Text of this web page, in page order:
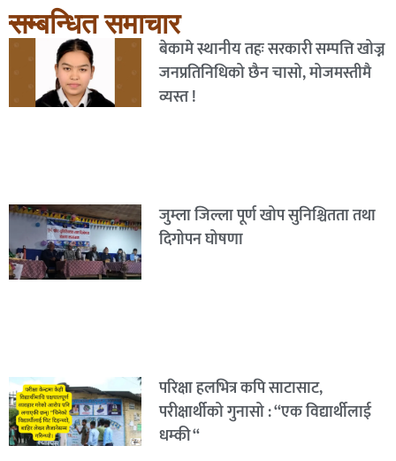
सम्बन्धित समाचार
बेकामे स्थानीय तहः सरकारी सम्पत्ति खोज्न
जनप्रतिनिधिको छैन चासो, मोजमस्तीमै
व्यस्त !
जुम्ला जिल्ला पूर्ण खोप सुनिश्चितता तथा
दिगोपन घोषणा
परिक्षा हलभित्र कपि साटासाट,
परीक्षार्थीको गुनासो : “एक विद्यार्थीलाई
धम्की “